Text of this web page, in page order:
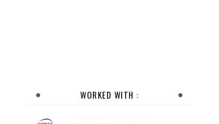
WORKED WITH :